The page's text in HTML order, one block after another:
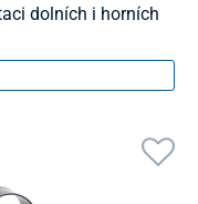
dolních i horních